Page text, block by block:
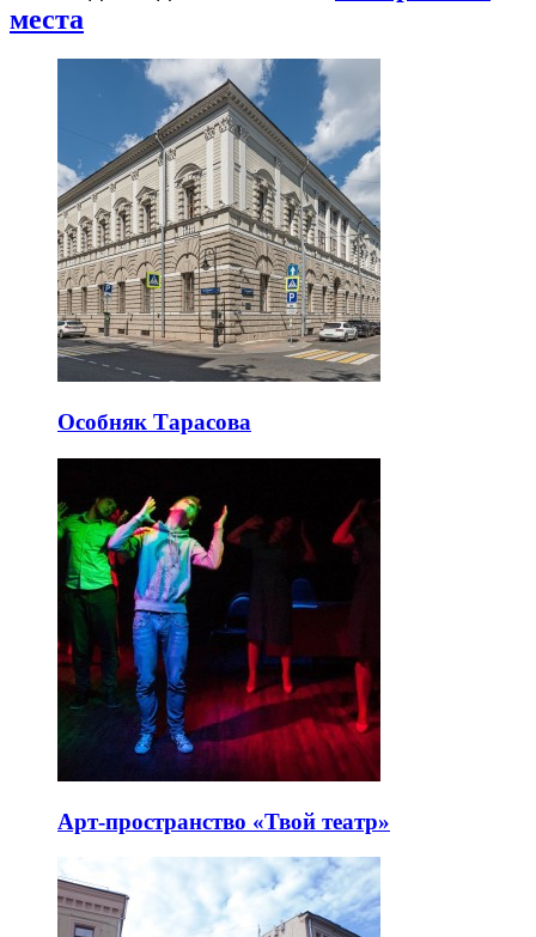
места
Особняк Тарасова
Арт-пространство «Твой театр»